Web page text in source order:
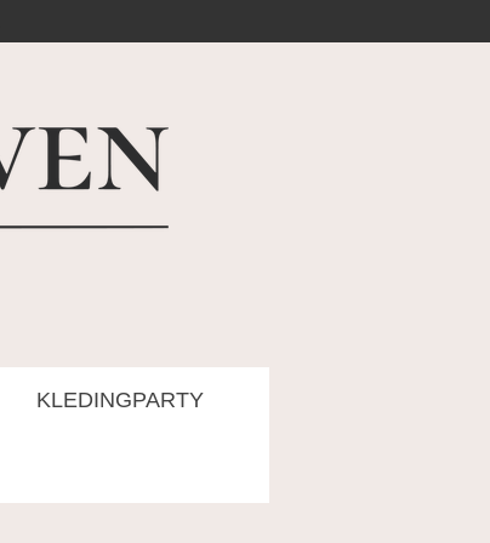
KLEDINGPARTY